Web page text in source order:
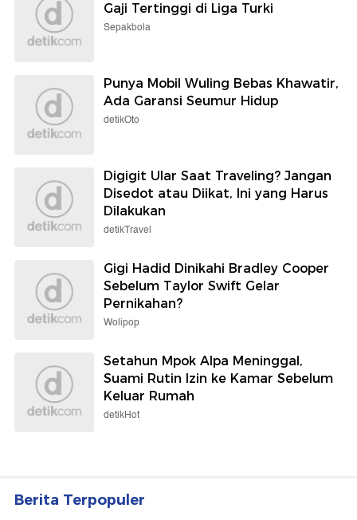
Gaji Tertinggi di Liga Turki
Sepakbola
Punya Mobil Wuling Bebas Khawatir,
Ada Garansi Seumur Hidup
detikOto
Digigit Ular Saat Traveling? Jangan
Disedot atau Diikat, Ini yang Harus
Dilakukan
detikTravel
Gigi Hadid Dinikahi Bradley Cooper
Sebelum Taylor Swift Gelar
Pernikahan?
Wolipop
Setahun Mpok Alpa Meninggal,
Suami Rutin Izin ke Kamar Sebelum
Keluar Rumah
detikHot
Berita Terpopuler